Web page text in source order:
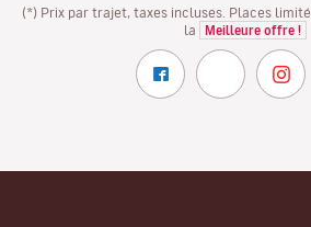
(*) Prix par trajet, taxes incluses. Places
la
Meilleure offre !